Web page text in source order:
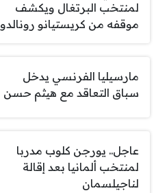
لمنتخب البرتغال ويكشف
موقفه من كريستيانو رونالدو
مارسيليا الفرنسي يدخل
سباق التعاقد مع هيثم حسن
عاجل.. يورجن كلوب مدربا
لمنتخب ألمانيا بعد إقالة
لناجيلسمان